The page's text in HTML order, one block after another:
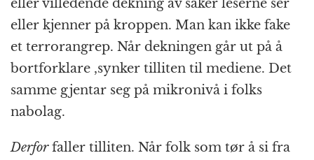
eller villedende dekning av saker leserne ser
eller kjenner på kroppen. Man kan ikke fake
et terrorangrep. Når dekningen går ut på å
bortforklare ,synker tilliten til mediene. Det
samme gjentar seg på mikronivå i folks
nabolag.
Derforfaller tilliten. Når folk som tør å si fra